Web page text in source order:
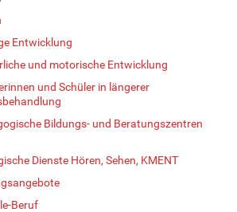
Entwicklung
und motorische Entwicklung
und Schüler in längerer
Bildungs- und Beratungszentren
Dienste Hören, Sehen, KMENT
Beruf